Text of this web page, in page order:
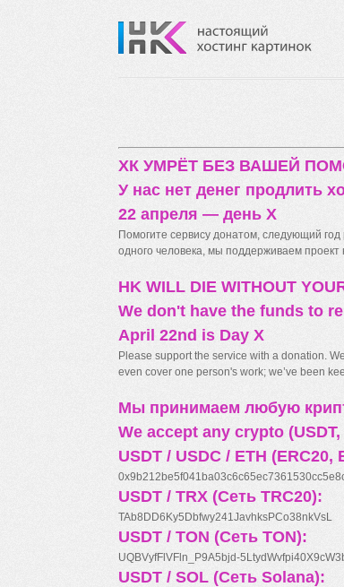
ХК УМРЁТ БЕЗ ВАШЕЙ
У нас нет денег продлить
22 апреля — день X
Помогите сервису донатом, следующий
одного человека, мы поддерживаем проект
HK WILL DIE WITHOUT
We don't have the funds to
April 22nd is Day X
Please support the service with a donation.
even cover one person's work; we’ve been
Мы принимаем любую
We accept any crypto
USDT / USDC / ETH (ERC20,
USDT / TRX (Сеть TRC20):
TAb8DD6Ky5Dbfwy241JavhksPCo38nkVsL
USDT / TON (Сеть TON):
UQBVyfFlVFln_P9A5bjd-
USDT / SOL (Сеть Solana):